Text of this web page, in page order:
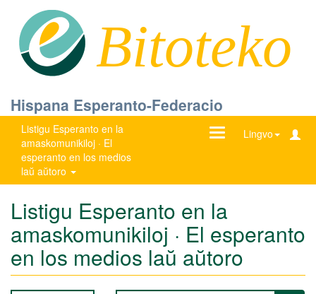
Bitoteko
Hispana Esperanto-Federacio
Listigu Esperanto en la
amaskomunikiloj · El
esperanto en los medios
laŭ aŭtoro
Lingvo
Ŝanĝu
Listigu Esperanto en la
amaskomunikiloj · El esperanto
en los medios laŭ aŭtoro